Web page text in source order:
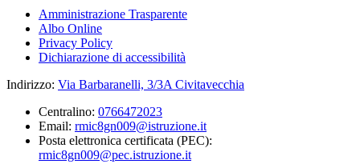
Amministrazione Trasparente
Albo Online
Privacy Policy
Dichiarazione di accessibilità
Indirizzo: Via Barbaranelli, 3/3A Civitavecchia
Centralino: 0766472023
Email: rmic8gn009@istruzione.it
Posta elettronica certificata (PEC):
rmic8gn009@pec.istruzione.it